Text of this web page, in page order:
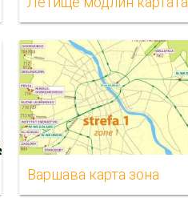
Варшава карта зона